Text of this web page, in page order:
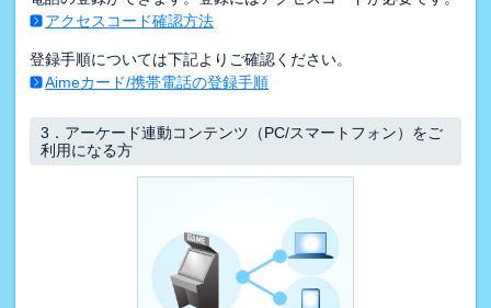
アクセスコード確認方法
登録手順については下記よりご確認ください。
Aimeカード/携帯電話の登録手順
3． アーケード連動コンテンツ（PC/スマートフォン）をご
利用になる方